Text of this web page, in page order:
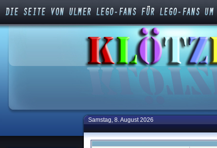
Samstag, 8. August 2026